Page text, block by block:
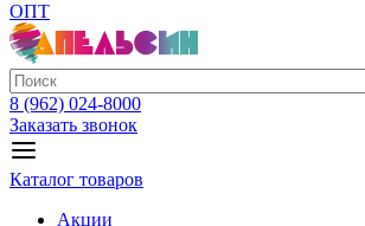
ОПТ
8 (962) 024-8000
Заказать звонок
Каталог товаров
Акции